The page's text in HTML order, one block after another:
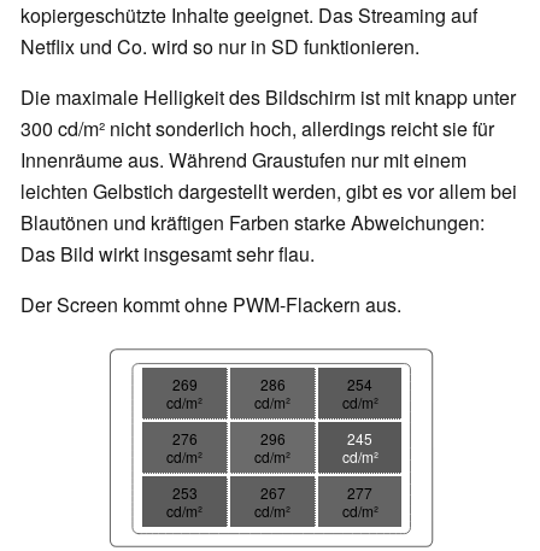
kopiergeschützte Inhalte geeignet. Das Streaming auf
Netflix und Co. wird so nur in SD funktionieren.
Die maximale Helligkeit des Bildschirm ist mit knapp unter
300 cd/m² nicht sonderlich hoch, allerdings reicht sie für
Innenräume aus. Während Graustufen nur mit einem
leichten Gelbstich dargestellt werden, gibt es vor allem bei
Blautönen und kräftigen Farben starke Abweichungen:
Das Bild wirkt insgesamt sehr flau.
Der Screen kommt ohne PWM-Flackern aus.
269
cd/m²
286
cd/m²
254
cd/m²
276
cd/m²
296
cd/m²
245
cd/m²
253
cd/m²
267
cd/m²
277
cd/m²